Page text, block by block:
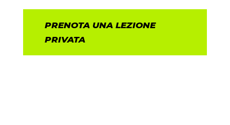
PRENOTA UNA LEZIONE
PRIVATA